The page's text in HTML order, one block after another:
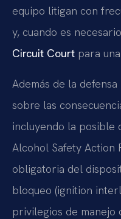
equipo litigan con
y, cuando es
Circuit Court para
Además de la
sobre las
incluyendo la posible
Alcohol Safety Action
obligatoria del
bloqueo (ignition
privilegios de